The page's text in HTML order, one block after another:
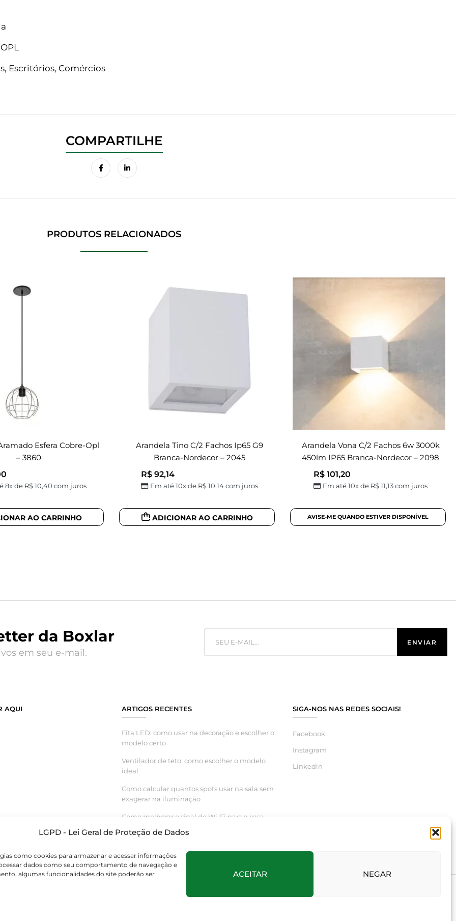
LGPD - Lei Geral de Proteção de Dados
como cookies para armazenar e acessar informações
dados como seu comportamento de navegação e
algumas funcionalidades do site poderão ser
ACEITAR NEGAR
Escritórios, Comércios
PRODUTOS RELACIONADOS
Esfera Cobre-Opl
– 3860
8x de R$10,40 com juros
AO CARRINHO
Arandela Tino C/2 Fachos Ip65 G9
Branca-Nordecor – 2045
R$92,14
Em até 10x de R$10,14com juros
ADICIONAR AO CARRINHO
Arandela Vona C/2 Fachos 6w 3000k
450lm IP65 Branca-Nordecor – 2098
R$101,20
Em até 10x de R$11,13com juros
da Boxlar
em seu e-mail.
AQUI ARTIGOS RECENTES
Fita LED: como usar na decoração e escolher o
modelo certo
Ventilador de teto: como escolher o modelo
ideal
Como calcular quantos spots usar na sala sem
exagerar na iluminação
Como melhorar o sinal do Wi-Fi para a casa
inteligente funcionar melhor
SIGA-NOS NAS REDES SOCIAIS!
Facebook
Instagram
Linkedin